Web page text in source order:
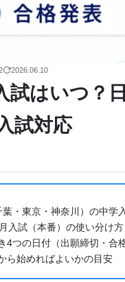
2026.06.10
試はいつ？
試対応
・東京・神奈川）の中学
入試（本番）の使い分け方
4つの日付（出願締切・合
ら始めればよいかの目安